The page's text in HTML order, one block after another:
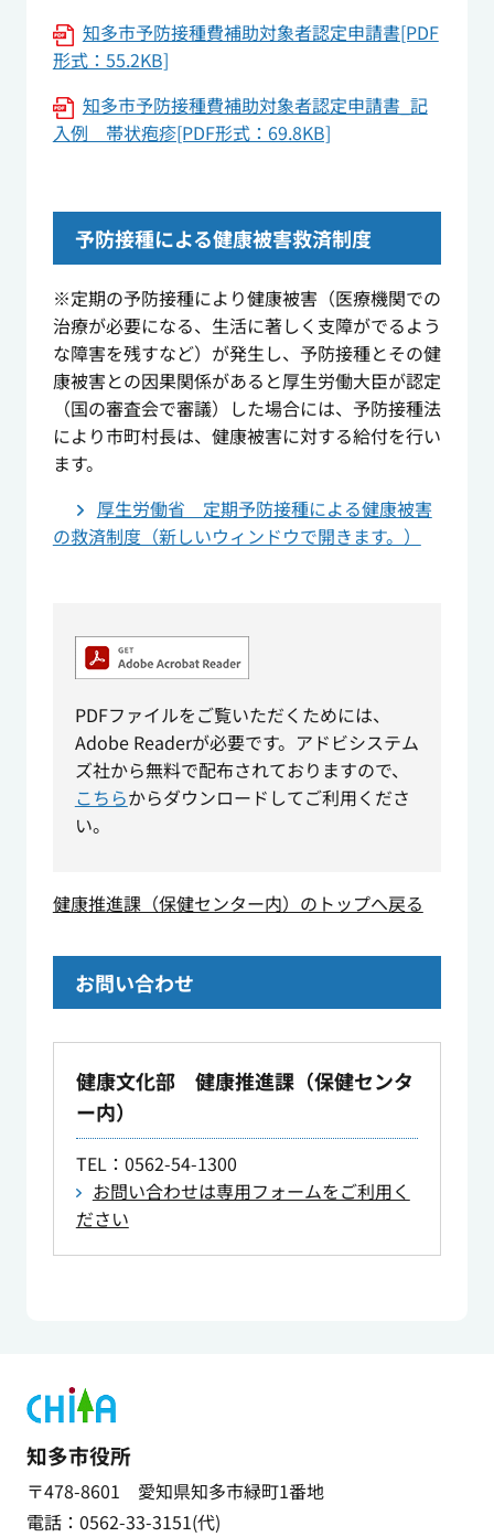
知多市予防接種費補助対象者認定申請書[PDF
形式：55.2KB]
知多市予防接種費補助対象者認定申請書_記
入例 帯状疱疹[PDF形式：69.8KB]
予防接種による健康被害救済制度
※定期の予防接種により健康被害（医療機関での
治療が必要になる、生活に著しく支障がでるよう
な障害を残すなど）が発生し、予防接種とその健
康被害との因果関係があると厚生労働大臣が認定
（国の審査会で審議）した場合には、予防接種法
により市町村長は、健康被害に対する給付を行い
ます。
厚生労働省 定期予防接種による健康被害
の救済制度（新しいウィンドウで開きます。）
PDFファイルをご覧いただくためには、
Adobe Readerが必要です。アドビシステム
ズ社から無料で配布されておりますので、
こちらからダウンロードしてご利用くださ
い。
健康推進課（保健センター内）のトップへ戻る
お問い合わせ
健康文化部 健康推進課（保健センタ
ー内）
TEL：0562-54-1300
お問い合わせは専用フォームをご利用く
ださい
知多市役所
〒478-8601 愛知県知多市緑町1番地
電話：0562-33-3151(代)